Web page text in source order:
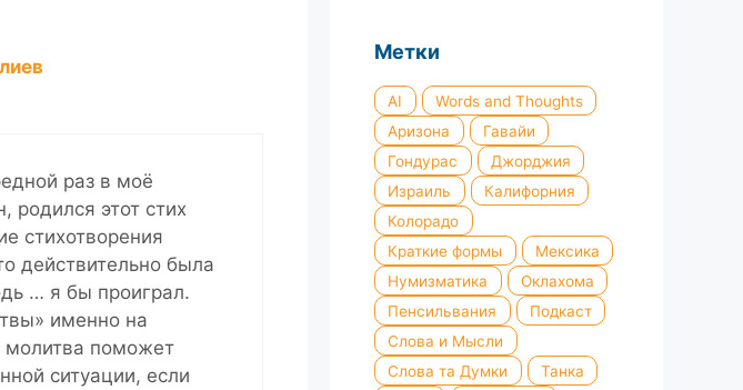
раз в моё
родился этот стих
стихотворения
действительно была
… я бы проиграл.
именно на
молитва поможет
ситуации, если
Метки
AI
Words and Thoughts
Аризона
Гавайи
Гондурас
Джорджия
Израиль
Калифорния
Колорадо
Краткие формы
Мексика
Нумизматика
Оклахома
Пенсильвания
Подкаст
Слова и Мысли
Слова та Думки
Танка